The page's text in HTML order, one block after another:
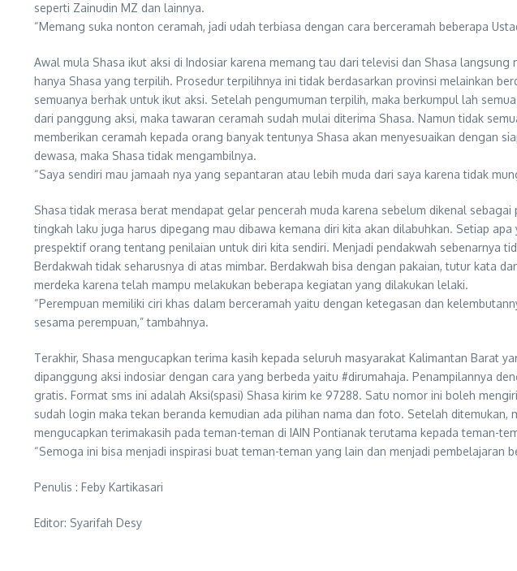
seperti Zainudin MZ dan lainnya.
“Memang suka nonton ceramah, jadi udah terbiasa dengan cara berceramah beberapa
Awal mula Shasa ikut aksi di Indosiar karena memang tau dari televisi dan Shasa
hanya Shasa yang terpilih. Prosedur terpilihnya ini tidak berdasarkan provinsi melainkan
semuanya berhak untuk ikut aksi. Setelah pengumuman terpilih, maka berkumpul lah
dari panggung aksi, maka tawaran ceramah sudah mulai diterima Shasa. Namun tidak
memberikan ceramah kepada orang banyak tentunya Shasa akan menyesuaikan dengan
dewasa, maka Shasa tidak mengambilnya.
“Saya sendiri mau jamaah nya yang sepantaran atau lebih muda dari saya karena tidak
Shasa tidak merasa berat mendapat gelar pencerah muda karena sebelum dikenal
tingkah laku juga harus dipegang mau dibawa kemana diri kita akan dilabuhkan. Setiap
prespektif orang tentang penilaian untuk diri kita sendiri. Menjadi pendakwah sebenarnya
Berdakwah tidak seharusnya di atas mimbar. Berdakwah bisa dengan pakaian, tutur kata
merdeka karena telah mampu melakukan beberapa kegiatan yang dilakukan lelaki.
“Perempuan memiliki ciri khas dalam berceramah yaitu dengan ketegasan dan
sesama perempuan,” tambahnya.
Terakhir, Shasa mengucapkan terima kasih kepada seluruh masyarakat Kalimantan Barat
dipanggung aksi indosiar dengan cara yang berbeda yaitu #dirumahaja. Penampilannya
gratis. Format sms ini adalah Aksi(spasi) Shasa kirim ke 97288. Satu nomor ini boleh
sudah login maka tekan beranda kemudian ada pilihan nama dan foto. Setelah
mengucapkan terimakasih pada teman-teman di IAIN Pontianak terutama kepada teman-
“Semoga ini bisa menjadi inspirasi buat teman-teman yang lain dan menjadi pembelajaran
Penulis : Feby Kartikasari
Editor: Syarifah Desy